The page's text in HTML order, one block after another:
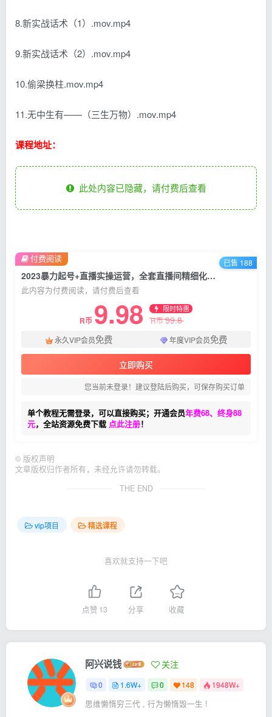
8.新实战话术（1）.mov.mp4
9.新实战话术（2）.mov.mp4
10.偷梁换柱.mov.mp4
11.无中生有——（三生万物）.mov.mp4
课程地址：
此处内容已隐藏，请付费后查看
2023暴力起号+直播实操运营，全套直播间精细化实战，全套干货教程
此内容为付费阅读，请付费后查看
R币 9.98 限时特惠
R币99.8
永久VIP会员免费 年度VIP会员免费
立即购买
您当前未登录！建议登陆后购买，可保存购买订单
单个教程无需登录，可以直接购买；开通会员年费68、终身88
元，全站资源免费下载 点此注册！
付费阅读 已售 188
© 版权声明
文章版权归作者所有，未经允许请勿转载。
THE END
vip项目 精选课程
喜欢就支持一下吧
点赞 13 分享 收藏
阿兴说钱 关注
0 1.6W+ 0 148 1948W+
思维懒惰穷三代 , 行为懒惰毁一生 !